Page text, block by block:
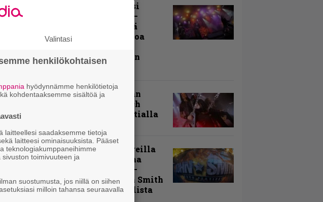
Rokki Raikasi
Tampereella –
Infernon neljä
väkevää nostoa
kakkospäivän
esityksistä
Paluu vanhaan
liittoon – Arch
Enemy Tavastialla
”Näillä festareilla
kaikki on aina
kohdallaan” –
raportti John Smith
Rock Festivalista
Valintasi
henkilökohtaisen
hyödynnämme henkilötietoja
kohdentaaksemme sisältöä ja
laitteellesi saadaksemme tietoja
laitteesi ominaisuuksista. Pääset
teknologiakumppaneihimme
toimivuuteen ja
suostumusta, jos niillä on siihen
milloin tahansa seuraavalla